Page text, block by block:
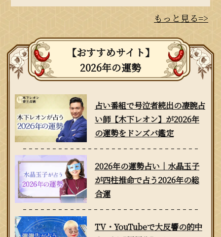
もっと見る=>
【おすすめサイト】
2026年の運勢
占い番組で号泣者続出の凄腕占
い師【木下レオン】が2026年
の運勢をドンズバ鑑定
2026年の運勢占い｜水晶玉子
が四柱推命で占う2026年の総
合運
TV・YouTubeで大反響の的中